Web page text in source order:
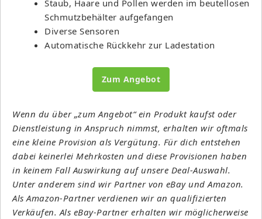
Staub, Haare und Pollen werden im beutellosen
Schmutzbehälter aufgefangen
Diverse Sensoren
Automatische Rückkehr zur Ladestation
Zum Angebot
Wenn du über „zum Angebot“ ein Produkt kaufst oder
Dienstleistung in Anspruch nimmst, erhalten wir oftmals
eine kleine Provision als Vergütung. Für dich entstehen
dabei keinerlei Mehrkosten und diese Provisionen haben
in keinem Fall Auswirkung auf unsere Deal-Auswahl.
Unter anderem sind wir Partner von eBay und Amazon.
Als Amazon-Partner verdienen wir an qualifizierten
Verkäufen. Als eBay-Partner erhalten wir möglicherweise